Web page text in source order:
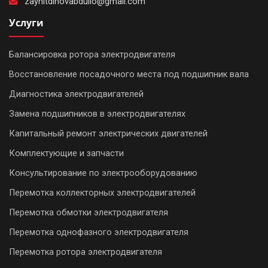
Услуги
Балансировка ротора электродвигателя
Восстановление посадочного места под подшипник вала
Диагностика электродвигателей
Замена подшипников в электродвигателях
Капитальный ремонт электрических двигателей
Комплектующие и запчасти
Консультирование по электрооборудованию
Перемотка коллекторных электродвигателей
Перемотка обмотки электродвигателя
Перемотка однофазного электродвигателя
Перемотка ротора электродвигателя